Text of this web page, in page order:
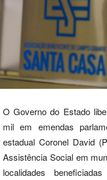
O Governo do Estado
mil em emendas
estadual Coronel David
Assistência Social em
localidades